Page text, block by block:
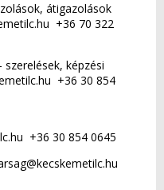
átigazolások
+36 70 322
képzési
+36 30 854
+36 30 854 0645